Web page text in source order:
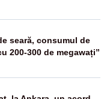
seară, consumul de
200-300 de megawați”